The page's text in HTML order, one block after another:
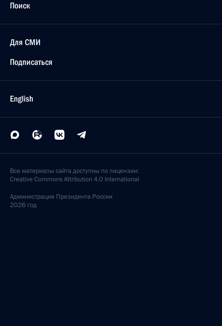
Поиск
Для СМИ
Подписаться
English
Все материалы сайта доступны по лицензии:
Creative Commons Attribution 4.0 International
Администрация Президента России
2026 год